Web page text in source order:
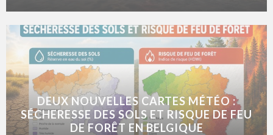
DEUX NOUVELLES CARTES MÉTÉO :
SÉCHERESSE DES SOLS ET RISQUE DE FEU
DE FORÊT EN BELGIQUE